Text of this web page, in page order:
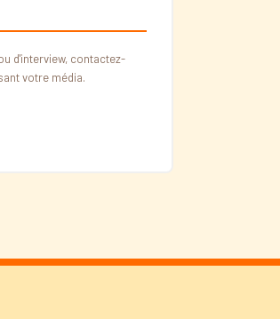
d'interview, contactez-
votre média.